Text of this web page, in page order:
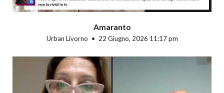
Amaranto
Urban Livorno 22 Giugno, 2026 11:17 pm